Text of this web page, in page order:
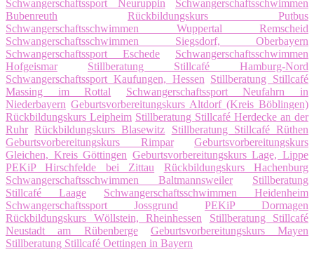
Schwangerschaftssport Neuruppin
Schwangerschaftsschwimmen
Bubenreuth
Rückbildungskurs Putbus
Schwangerschaftsschwimmen Wuppertal Remscheid
Schwangerschaftsschwimmen Siegsdorf, Oberbayern
Schwangerschaftssport Eschede
Schwangerschaftsschwimmen
Hofgeismar
Stillberatung Stillcafé Hamburg-Nord
Schwangerschaftssport Kaufungen, Hessen Stillberatung Stillcafé
Massing im Rottal
Schwangerschaftssport Neufahrn in
Niederbayern Geburtsvorbereitungskurs Altdorf (Kreis Böblingen)
Rückbildungskurs Leipheim Stillberatung Stillcafé Herdecke an der
Ruhr Rückbildungskurs Blasewitz
Stillberatung Stillcafé Rüthen
Geburtsvorbereitungskurs Rimpar
Geburtsvorbereitungskurs
Gleichen, Kreis Göttingen Geburtsvorbereitungskurs Lage, Lippe
PEKiP Hirschfelde bei Zittau
Rückbildungskurs Hachenburg
Schwangerschaftsschwimmen Baltmannsweiler
Stillberatung
Stillcafé Laage
Schwangerschaftsschwimmen Heidenheim
Schwangerschaftssport Jossgrund
PEKiP Dormagen
Rückbildungskurs Wöllstein, Rheinhessen
Stillberatung Stillcafé
Neustadt am Rübenberge
Geburtsvorbereitungskurs Mayen
Stillberatung Stillcafé Oettingen in Bayern